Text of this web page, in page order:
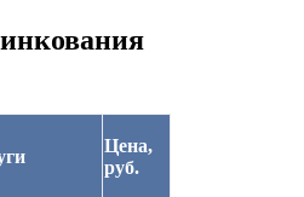
Цена,
руб.